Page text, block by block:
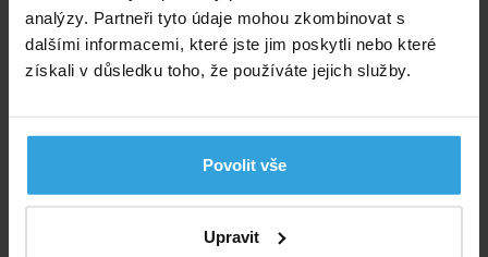
analýzy. Partneři tyto údaje mohou zkombinovat s
dalšími informacemi, které jste jim poskytli nebo které
získali v důsledku toho, že používáte jejich služby.
Povolit vše
Upravit
Skladem 2 ks
v úterý u vás
6 685,- Kč